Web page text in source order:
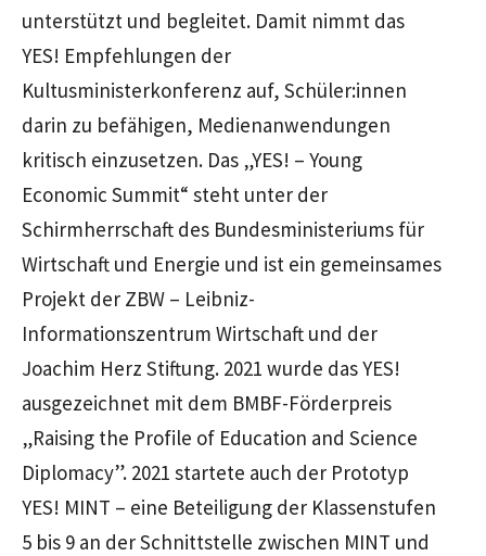
unterstützt und begleitet. Damit nimmt das
YES! Empfehlungen der
Kultusministerkonferenz auf, Schüler:innen
darin zu befähigen, Medienanwendungen
kritisch einzusetzen. Das „YES! – Young
Economic Summit“ steht unter der
Schirmherrschaft des Bundesministeriums für
Wirtschaft und Energie und ist ein gemeinsames
Projekt der ZBW – Leibniz-
Informationszentrum Wirtschaft und der
Joachim Herz Stiftung. 2021 wurde das YES!
ausgezeichnet mit dem BMBF-Förderpreis
„Raising the Profile of Education and Science
Diplomacy”. 2021 startete auch der Prototyp
YES! MINT – eine Beteiligung der Klassenstufen
5 bis 9 an der Schnittstelle zwischen MINT und